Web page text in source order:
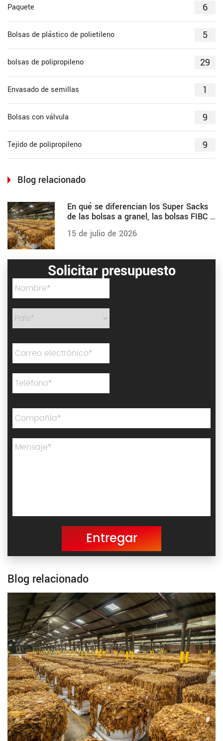
Paquete 6
Bolsas de plástico de polietileno 5
bolsas de polipropileno 29
Envasado de semillas 1
Bolsas con válvula 9
Tejido de polipropileno 9
Blog relacionado
En qué se diferencian los Super Sacks
de las bolsas a granel, las bolsas FIBC y
15 de julio de 2026
Solicitar presupuesto
Entregar
Blog relacionado